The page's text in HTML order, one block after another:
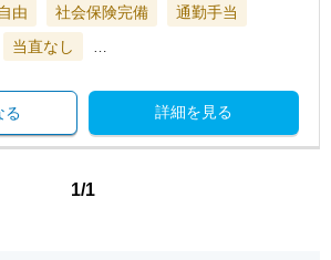
由 社会保険完備
通勤手当
当直なし
詳細を見る
る
1/1